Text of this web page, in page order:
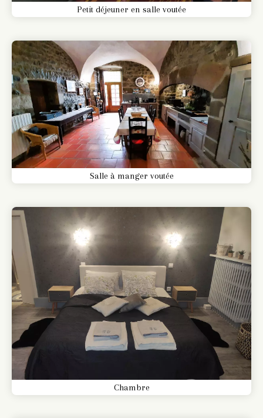
Petit déjeuner en salle voutée
Salle à manger voutée
Chambre